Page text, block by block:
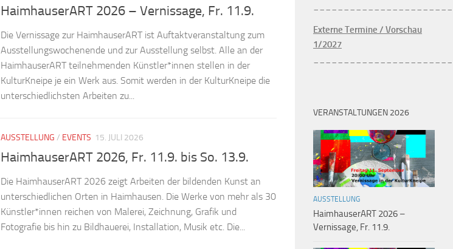
HaimhauserART 2026 – Vernissage, Fr. 11.9.
Die Vernissage zur HaimhauserART ist Auftaktveranstaltung zum
Ausstellungswochenende und zur Ausstellung selbst. Alle an der
HaimhauserART teilnehmenden Künstler*innen stellen in der
KulturKneipe je ein Werk aus. Somit werden in der KulturKneipe die
unterschiedlichsten Arbeiten zu...
AUSSTELLUNG / EVENTS 15. JULI 2026
HaimhauserART 2026, Fr. 11.9. bis So. 13.9.
Die HaimhauserART 2026 zeigt Arbeiten der bildenden Kunst an
unterschiedlichen Orten in Haimhausen. Die Werke von mehr als 30
Künstler*innen reichen von Malerei, Zeichnung, Grafik und
Fotografie bis hin zu Bildhauerei, Installation, Musik etc. Die...
Externe Termine / Vorschau
1/2027
VERANSTALTUNGEN 2026
AUSSTELLUNG
HaimhauserART 2026 –
Vernissage, Fr. 11.9.